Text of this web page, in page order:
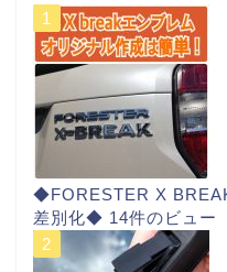
◆FORESTER X
差別化◆ 14件のビュー